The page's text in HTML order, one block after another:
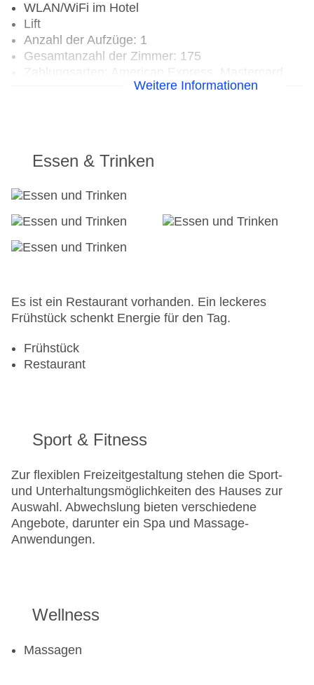
WLAN/WiFi im Hotel
Lift
Anzahl der Aufzüge: 1
Gesamtanzahl der Zimmer: 175
Weitere Informationen
Essen & Trinken
Es ist ein Restaurant vorhanden. Ein leckeres
Frühstück schenkt Energie für den Tag.
Frühstück
Restaurant
Sport & Fitness
Zur flexiblen Freizeitgestaltung stehen die Sport-
und Unterhaltungsmöglichkeiten des Hauses zur
Auswahl. Abwechslung bieten verschiedene
Angebote, darunter ein Spa und Massage-
Anwendungen.
Wellness
Massagen